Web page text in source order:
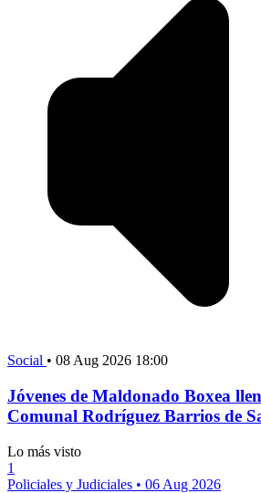
Social • 08 Aug 2026 18:00
Jóvenes de Maldonado Boxea
Comunal Rodríguez Barrios de
Lo más visto
1
Policiales y Judiciales • 06 Aug 2026